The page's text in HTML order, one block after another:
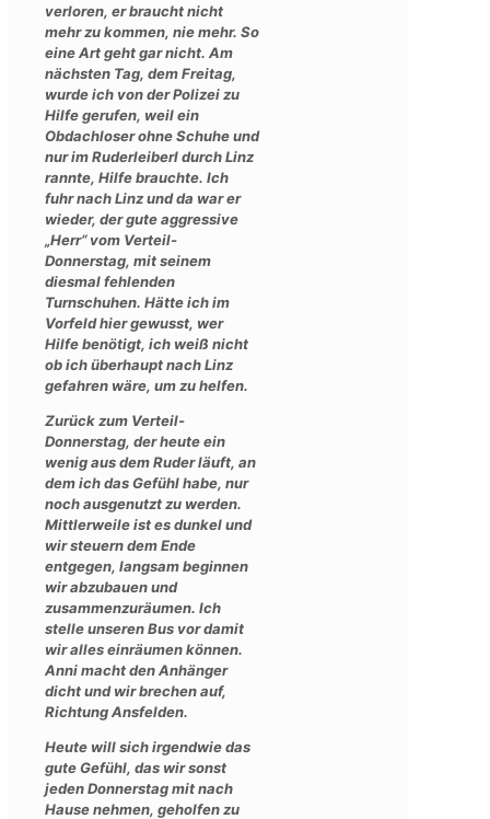
verloren, er braucht nicht
mehr zu kommen, nie mehr. So
eine Art geht gar nicht. Am
nächsten Tag, dem Freitag,
wurde ich von der Polizei zu
Hilfe gerufen, weil ein
Obdachloser ohne Schuhe und
nur im Ruderleiberl durch Linz
rannte, Hilfe brauchte. Ich
fuhr nach Linz und da war er
wieder, der gute aggressive
„Herr“ vom Verteil-
Donnerstag, mit seinem
diesmal fehlenden
Turnschuhen. Hätte ich im
Vorfeld hier gewusst, wer
Hilfe benötigt, ich weiß nicht
ob ich überhaupt nach Linz
gefahren wäre, um zu helfen.
Zurück zum Verteil-
Donnerstag, der heute ein
wenig aus dem Ruder läuft, an
dem ich das Gefühl habe, nur
noch ausgenutzt zu werden.
Mittlerweile ist es dunkel und
wir steuern dem Ende
entgegen, langsam beginnen
wir abzubauen und
zusammenzuräumen. Ich
stelle unseren Bus vor damit
wir alles einräumen können.
Anni macht den Anhänger
dicht und wir brechen auf,
Richtung Ansfelden.
Heute will sich irgendwie das
gute Gefühl, das wir sonst
jeden Donnerstag mit nach
Hause nehmen, geholfen zu